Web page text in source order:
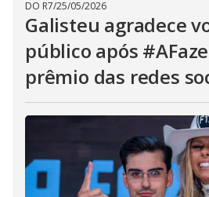
DO R7/25/05/2026
Galisteu agradece
público após
prêmio das redes